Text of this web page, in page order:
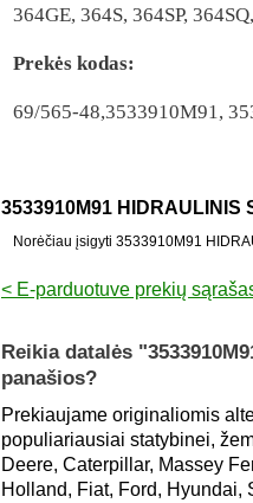
364GE, 364S, 364SP,
Prekės kodas:
69/565-48,3533910M91,
3533910M91 HIDRAULINIS
Norėčiau įsigyti 3533910M91
< E-parduotuve prekių
Reikia datalės
panašios?
Prekiaujame originaliomis
populiariausiai statybinei,
Deere, Caterpillar, Massey
Holland, Fiat, Ford, Hyundai,